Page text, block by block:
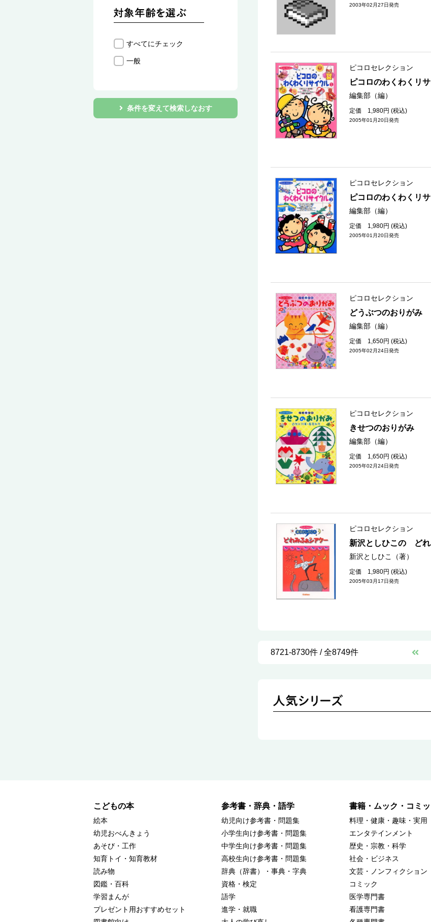
すべてにチェック
一般
条件を変えて検索しなおす
2003年02月27日発売
ピコロセレクション
ピコロのわくわくリ
編集部（編）
定価 1,980円 (税込)
2005年01月20日発売
ピコロセレクション
ピコロのわくわくリ
編集部（編）
定価 1,980円 (税込)
2005年01月20日発売
ピコロセレクション
どうぶつのおりがみ
編集部（編）
定価 1,650円 (税込)
2005年02月24日発売
ピコロセレクション
きせつのおりがみ
編集部（編）
定価 1,650円 (税込)
2005年02月24日発売
ピコロセレクション
新沢としひこの どれ
新沢としひこ（著）
定価 1,980円 (税込)
2005年03月17日発売
8721-8730件 / 全8749件
こどもの本
絵本
幼児おべんきょう
あそび・工作
知育トイ・知育教材
読み物
図鑑・百科
学習まんが
プレゼント用おすすめセット
参考書・辞典・語学
幼児向け参考書・問題集
小学生向け参考書・問題集
中学生向け参考書・問題集
高校生向け参考書・問題集
辞典（辞書）・事典・字典
資格・検定
語学
進学・就職
書籍・ムック・コミッ
料理・健康・趣味・実用
エンタテインメント
歴史・宗教・科学
社会・ビジネス
文芸・ノンフィクション
コミック
医学専門書
看護専門書